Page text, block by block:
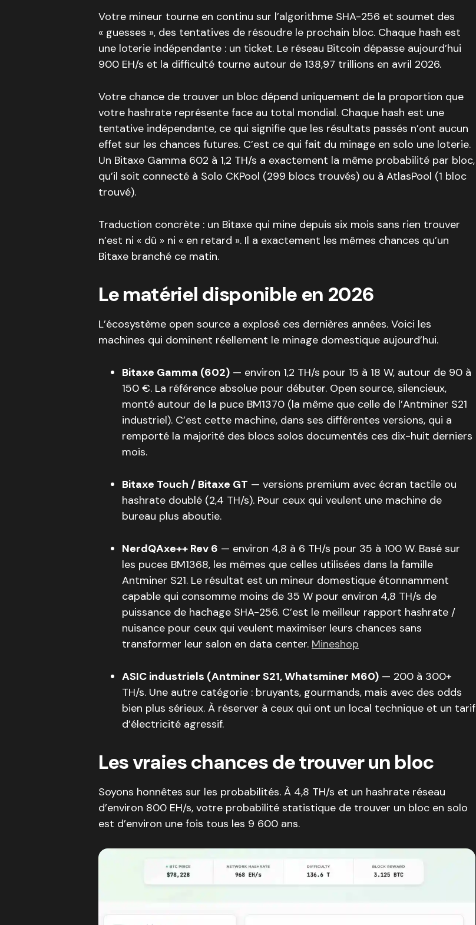
Votre mineur tourne en continu sur l’algorithme SHA-256 et soumet des
« guesses », des tentatives de résoudre le prochain bloc. Chaque hash est
une loterie indépendante : un ticket. Le réseau Bitcoin dépasse aujourd’hui
900 EH/s et la difficulté tourne autour de 138,97 trillions en avril 2026.
Votre chance de trouver un bloc dépend uniquement de la proportion que
votre hashrate représente face au total mondial. Chaque hash est une
tentative indépendante, ce qui signifie que les résultats passés n’ont aucun
effet sur les chances futures. C’est ce qui fait du minage en solo une loterie.
Un Bitaxe Gamma 602 à 1,2 TH/s a exactement la même probabilité par bloc,
qu’il soit connecté à Solo CKPool (299 blocs trouvés) ou à AtlasPool (1 bloc
trouvé).
Traduction concrète : un Bitaxe qui mine depuis six mois sans rien trouver
n’est ni « dû » ni « en retard ». Il a exactement les mêmes chances qu’un
Bitaxe branché ce matin.
Le matériel disponible en 2026
L’écosystème open source a explosé ces dernières années. Voici les
machines qui dominent réellement le minage domestique aujourd’hui.
Bitaxe Gamma (602) — environ 1,2 TH/s pour 15 à 18 W, autour de 90 à
150 €. La référence absolue pour débuter. Open source, silencieux,
monté autour de la puce BM1370 (la même que celle de l’Antminer S21
industriel). C’est cette machine, dans ses différentes versions, qui a
remporté la majorité des blocs solos documentés ces dix-huit derniers
mois.
Bitaxe Touch / Bitaxe GT — versions premium avec écran tactile ou
hashrate doublé (2,4 TH/s). Pour ceux qui veulent une machine de
bureau plus aboutie.
NerdQAxe++ Rev 6 — environ 4,8 à 6 TH/s pour 35 à 100 W. Basé sur
les puces BM1368, les mêmes que celles utilisées dans la famille
Antminer S21. Le résultat est un mineur domestique étonnamment
capable qui consomme moins de 35 W pour environ 4,8 TH/s de
puissance de hachage SHA-256. C’est le meilleur rapport hashrate /
nuisance pour ceux qui veulent maximiser leurs chances sans
transformer leur salon en data center. Mineshop
ASIC industriels (Antminer S21, Whatsminer M60) — 200 à 300+
TH/s. Une autre catégorie : bruyants, gourmands, mais avec des odds
bien plus sérieux. À réserver à ceux qui ont un local technique et un tarif
d’électricité agressif.
Les vraies chances de trouver un bloc
Soyons honnêtes sur les probabilités. À 4,8 TH/s et un hashrate réseau
d’environ 800 EH/s, votre probabilité statistique de trouver un bloc en solo
est d’environ une fois tous les 9 600 ans.